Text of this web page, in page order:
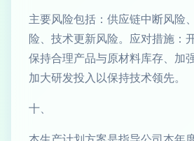
主要风险包括：供应链中断风险
险、技术更新风险。应对措施：
保持合理产品与原材料库存、加
加大研发投入以保持技术领先。
十、